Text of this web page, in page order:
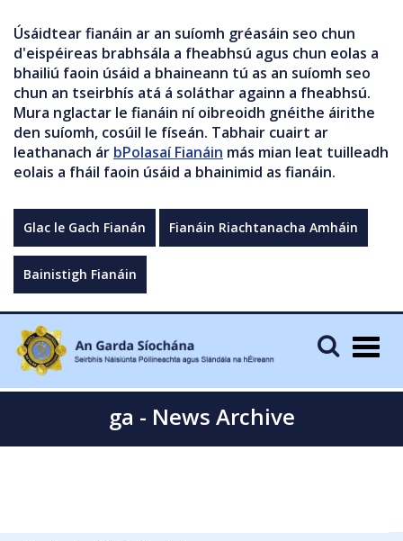
Úsáidtear fianáin ar an suíomh gréasáin seo chun
d'eispéireas brabhsála a fheabhsú agus chun eolas a
bhailiú faoin úsáid a bhaineann tú as an suíomh seo
chun an tseirbhís atá á soláthar againn a fheabhsú.
Mura nglactar le fianáin ní oibreoidh gnéithe áirithe
den suíomh, cosúil le físeán. Tabhair cuairt ar
leathanach ár bPolasaí Fianáin más mian leat tuilleadh
eolais a fháil faoin úsáid a bhainimid as fianáin.
Glac le Gach Fianán Fianáin Riachtanacha Amháin
Bainistigh Fianáin
ga - News Archive